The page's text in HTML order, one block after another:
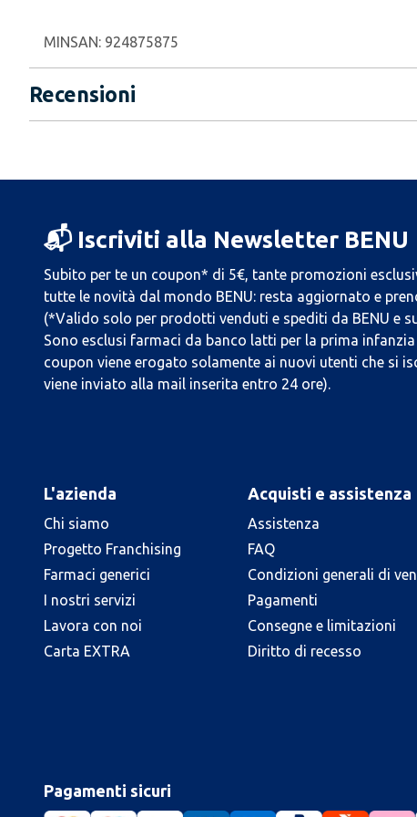
MINSAN: 924875875
Recensioni
📬 Iscriviti alla Newsletter BENU
Subito per te un coupon* di 5€, tante promozioni
tutte le novità dal mondo BENU: resta aggiornato e
(*Valido solo per prodotti venduti e spediti da BENU e
Sono esclusi farmaci da banco latti per la prima infanzia
coupon viene erogato solamente ai nuovi utenti che si
viene inviato alla mail inserita entro 24 ore).
L'azienda
Chi siamo
Progetto Franchising
Farmaci generici
I nostri servizi
Lavora con noi
Carta EXTRA
Acquisti e assistenza
Assistenza
FAQ
Condizioni generali di
Pagamenti
Consegne e limitazioni
Diritto di recesso
Pagamenti sicuri